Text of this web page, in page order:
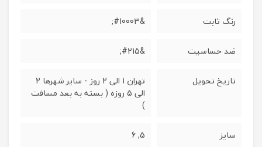
رنگ ثابت &#10003;
ضد حساسیت &#215;
تاریخ تحویل
تهران 1 الی 2 روز - سایر شهرها 2
الی 5 روزه ( بسته به بعد مسافت
)
سایز 5, 6